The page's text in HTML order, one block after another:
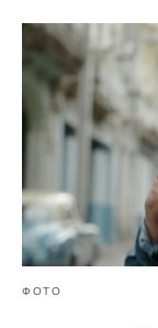
ФОТО